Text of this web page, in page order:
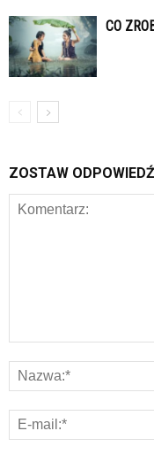
CO
ZOSTAW ODPOWIEDŹ